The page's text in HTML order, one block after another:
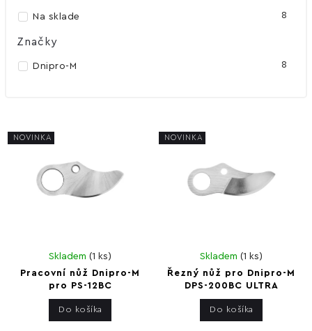
Na sklade 8
Značky
Dnipro-M 8
NOVINKA
Pracovní nůž Dnipro-M
pro PS-12BC
Skladem(1 ks)
Do košíka
NOVINKA
Řezný nůž pro Dnipro-M
DPS-200BC ULTRA
Skladem(1 ks)
Do košíka